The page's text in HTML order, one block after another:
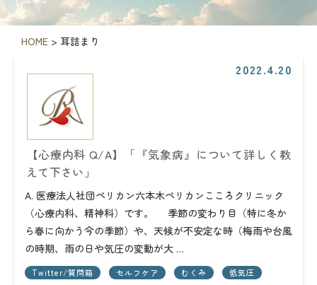
HOME > 耳詰まり
2022.4.20
【心療内科 Q/A】「『気象病』について詳しく教
えて下さい」
A. 医療法人社団ペリカン六本木ペリカンこころクリニック
（心療内科、精神科）です。 季節の変わり目（特に冬か
ら春に向かう今の季節）や、天候が不安定な時（梅雨や台風
の時期、雨の日や気圧の変動が大 …
Twitter/質問箱 セルフケア むくみ
低気圧